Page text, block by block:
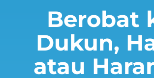
Berobat
Dukun,
atau